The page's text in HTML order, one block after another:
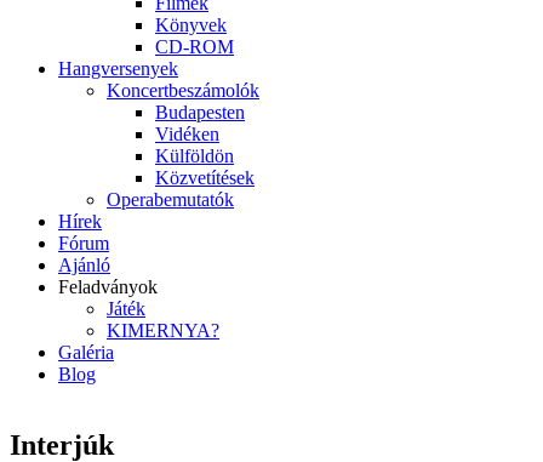
Könyvek
CD-ROM
Hangversenyek
Koncertbeszámolók
Budapesten
Vidéken
Külföldön
Közvetítések
Operabemutatók
Hírek
Fórum
Ajánló
Feladványok
Játék
KIMERNYA?
Galéria
Blog
Interjúk